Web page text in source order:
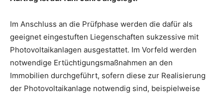
Im Anschluss an die Prüfphase werden die dafür als
geeignet eingestuften Liegenschaften sukzessive mit
Photovoltaikanlagen ausgestattet. Im Vorfeld werden
notwendige Ertüchtigungsmaßnahmen an den
Immobilien durchgeführt, sofern diese zur Realisierung
der Photovoltaikanlage notwendig sind, beispielweise